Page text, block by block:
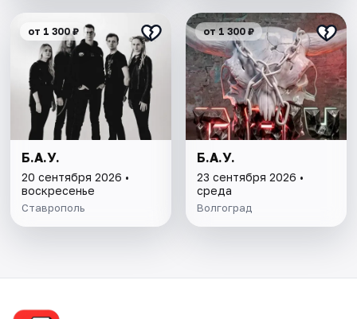
от 1 300 ₽
Б.А.У.
20 сентября 2026 •
воскресенье
Ставрополь
от 1 300 ₽
Б.А.У.
23 сентября 2026 •
среда
Волгоград